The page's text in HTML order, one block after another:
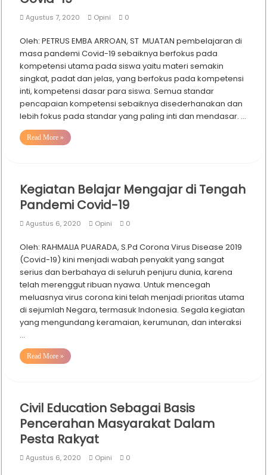
Agustus 7, 2020 Opini 0
Oleh: PETRUS EMBA ARROAN, ST MUATAN pembelajaran di
masa pandemi Covid-19 sebaiknya berfokus pada
kompetensi utama pada siswa yaitu materi semakin
singkat, padat dan jelas, yang berfokus pada kompetensi
inti, kompetensi dasar para siswa. Semua standar
pencapaian kompetensi sebaiknya disederhanakan dan
lebih fokus pada standar yang paling inti dan mendasar. …
Read More »
Kegiatan Belajar Mengajar di Tengah
Pandemi Covid-19
Agustus 6, 2020 Opini 0
Oleh: RAHMALIA PUARADA, S.Pd Corona Virus Disease 2019
(Covid-19) kini menjadi wabah penyakit yang sangat
serius dan berbahaya di seluruh penjuru dunia, karena
telah merenggut ribuan nyawa. Untuk mencegah
meluasnya virus corona kini telah menjadi prioritas utama
di sejumlah Negara, termasuk Indonesia. Segala kegiatan
yang mengundang keramaian, kerumunan, dan interaksi
…
Read More »
Civil Education Sebagai Basis
Pencerahan Masyarakat Dalam
Pesta Rakyat
Agustus 6, 2020 Opini 0